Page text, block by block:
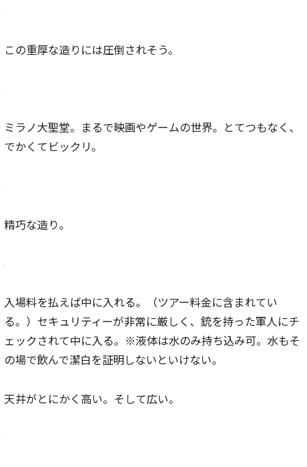
この重厚な造りには圧倒されそう。
ミラノ大聖堂。まるで映画やゲームの世界。とてつもなく、
でかくてビックリ。
精巧な造り。
入場料を払えば中に入れる。（ツアー料金に含まれてい
る。）セキュリティーが非常に厳しく、銃を持った軍人にチ
ェックされて中に入る。※液体は水のみ持ち込み可。水もそ
の場で飲んで潔白を証明しないといけない。
天井がとにかく高い。そして広い。